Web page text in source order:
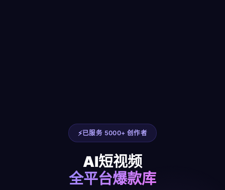
已服务 5000+ 创作者
AI短视频
全平台爆款库